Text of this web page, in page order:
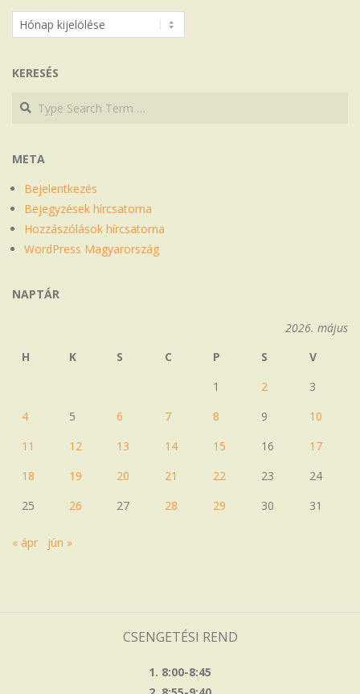
Archívum
KERESÉS
Search
Search
META
Bejelentkezés
Bejegyzések hírcsatorna
Hozzászólások hírcsatorna
WordPress Magyarország
NAPTÁR
2026. május
H
K S C P S
V
1
2
3
4
5 6 7 8 9
10
11
12 13 14 15 16
17
18
19 20 21 22 23
24
25
26 27 28 29 30 31
« ápr jún »
CSENGETÉSI REND
1. 8:00-8:45